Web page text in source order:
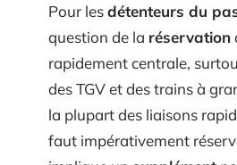
Pour lesdétenteurs du
question de la réservation
rapidement centrale,
des TGV et des trains à
la plupart des liaisons
faut impérativement